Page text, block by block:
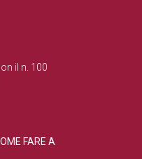
il n. 100
FARE A